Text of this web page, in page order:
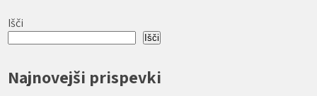
Išči
Išči
Najnovejši prispevki